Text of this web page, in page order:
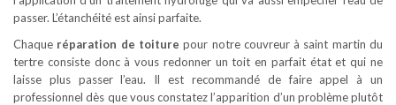
passer. L’étanchéité est ainsi parfaite.
Chaque réparation de toiture pour notre couvreur à saint martin du
tertre consiste donc à vous redonner un toit en parfait état et qui ne
laisse plus passer l’eau. Il est recommandé de faire appel à un
professionnel dès que vous constatez l’apparition d’un problème plutôt